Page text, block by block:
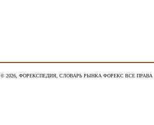
© 2026, ФОРЕКСПЕДИЯ, СЛОВАРЬ РЫНКА ФОРЕКС ВСЕ